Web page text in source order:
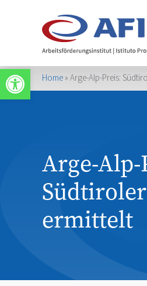
Apri la barra degli strumenti
Home»Arge-Alp-Preis:
Arge-Alp-
ermittelt